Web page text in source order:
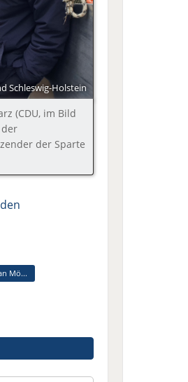
Schleswig-Holstein
(CDU, im Bild
der Sparte
Mö...